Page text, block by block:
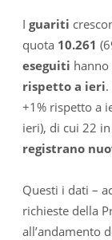
I guariti
quota 10.261
eseguiti
rispetto a ieri
+1% rispetto a
ieri), di cui 22
registrano
Questi i dati –
richieste della
all’andamento